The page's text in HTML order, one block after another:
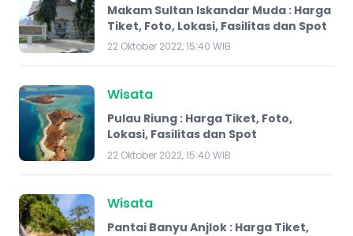
Makam Sultan Iskandar Muda : Harga
Tiket, Foto, Lokasi, Fasilitas dan Spot
22 Oktober 2022, 15:40 WIB
Wisata
Pulau Riung : Harga Tiket, Foto,
Lokasi, Fasilitas dan Spot
22 Oktober 2022, 15:40 WIB
Wisata
Pantai Banyu Anjlok : Harga Tiket,